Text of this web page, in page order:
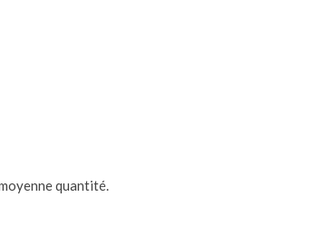
quantité.